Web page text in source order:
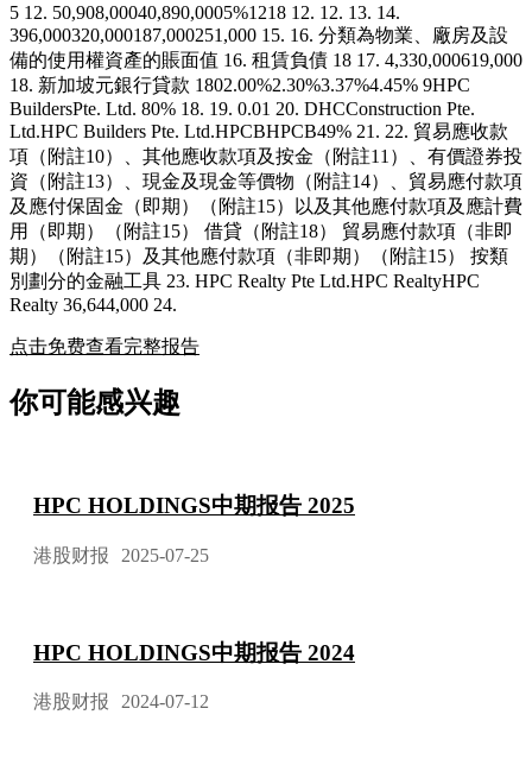
5 12. 50,908,00040,890,0005%1218 12. 12. 13. 14.
396,000320,000187,000251,000 15. 16. 分類為物業、廠房及設
備的使用權資產的賬面值 16. 租賃負債 18 17. 4,330,000619,000
18. 新加坡元銀行貸款 1802.00%2.30%3.37%4.45% 9HPC
BuildersPte. Ltd. 80% 18. 19. 0.01 20. DHCConstruction Pte.
Ltd.HPC Builders Pte. Ltd.HPCBHPCB49% 21. 22. 貿易應收款
項（附註10）、其他應收款項及按金（附註11）、有價證券投
資（附註13）、現金及現金等價物（附註14）、貿易應付款項
及應付保固金（即期）（附註15）以及其他應付款項及應計費
用（即期）（附註15） 借貸（附註18） 貿易應付款項（非即
期）（附註15）及其他應付款項（非即期）（附註15） 按類
別劃分的金融工具 23. HPC Realty Pte Ltd.HPC RealtyHPC
Realty 36,644,000 24.
点击免费查看完整报告
你可能感兴趣
HPC HOLDINGS中期报告 2025
港股财报 2025-07-25
HPC HOLDINGS中期报告 2024
港股财报 2024-07-12